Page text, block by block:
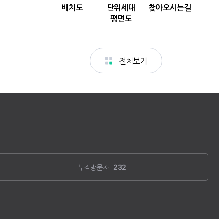
누적방문자 232